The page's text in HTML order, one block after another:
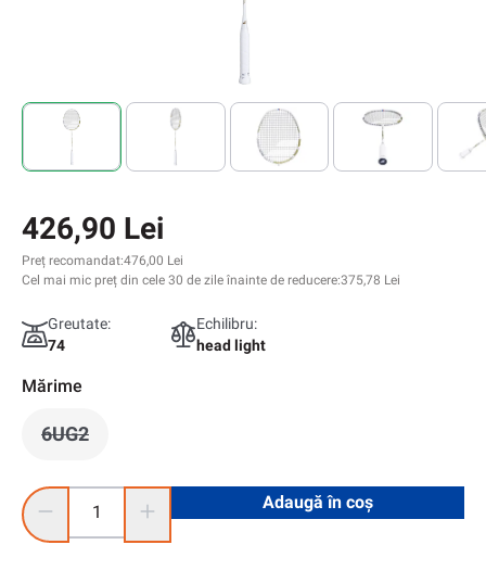
426,90 Lei
Preț recomandat:476,00 Lei
Cel mai mic preț din cele 30 de zile înainte de reducere:375,78 Lei
Echilibru:
head light
Greutate:
74
Mărime
6UG2(Această opțiune este momentan indisponibilă.)
Cantitate produs: Introduceți cantitatea dorită sau utilizați
Adaugă în coș